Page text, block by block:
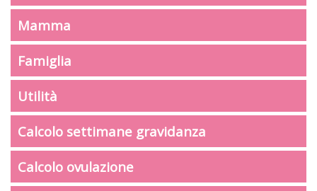
Mamma
Famiglia
Utilità
Calcolo settimane gravidanza
Calcolo ovulazione